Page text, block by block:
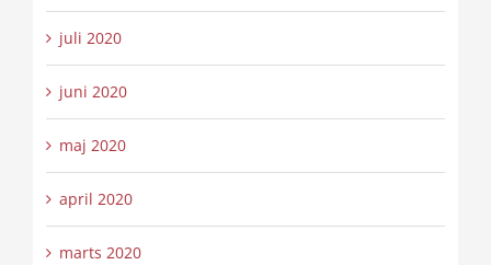
juli 2020
juni 2020
maj 2020
april 2020
marts 2020